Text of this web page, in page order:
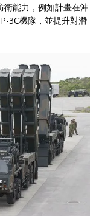
衛能力，例如計畫在沖
3C機隊，並提升對潛